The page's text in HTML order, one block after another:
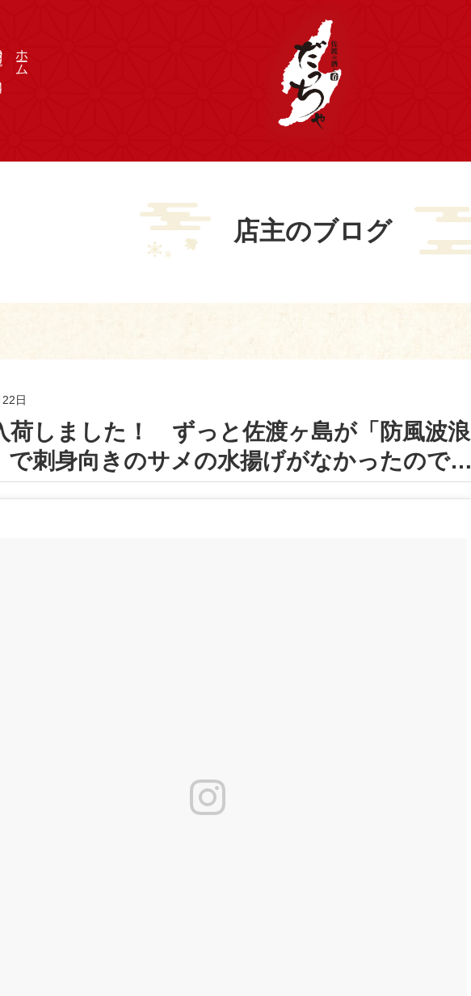
ホーム
店主のブログ
日
荷しました！ ずっと佐渡ヶ島が「防風波浪
で刺身向きのサメの水揚げがなかったので…